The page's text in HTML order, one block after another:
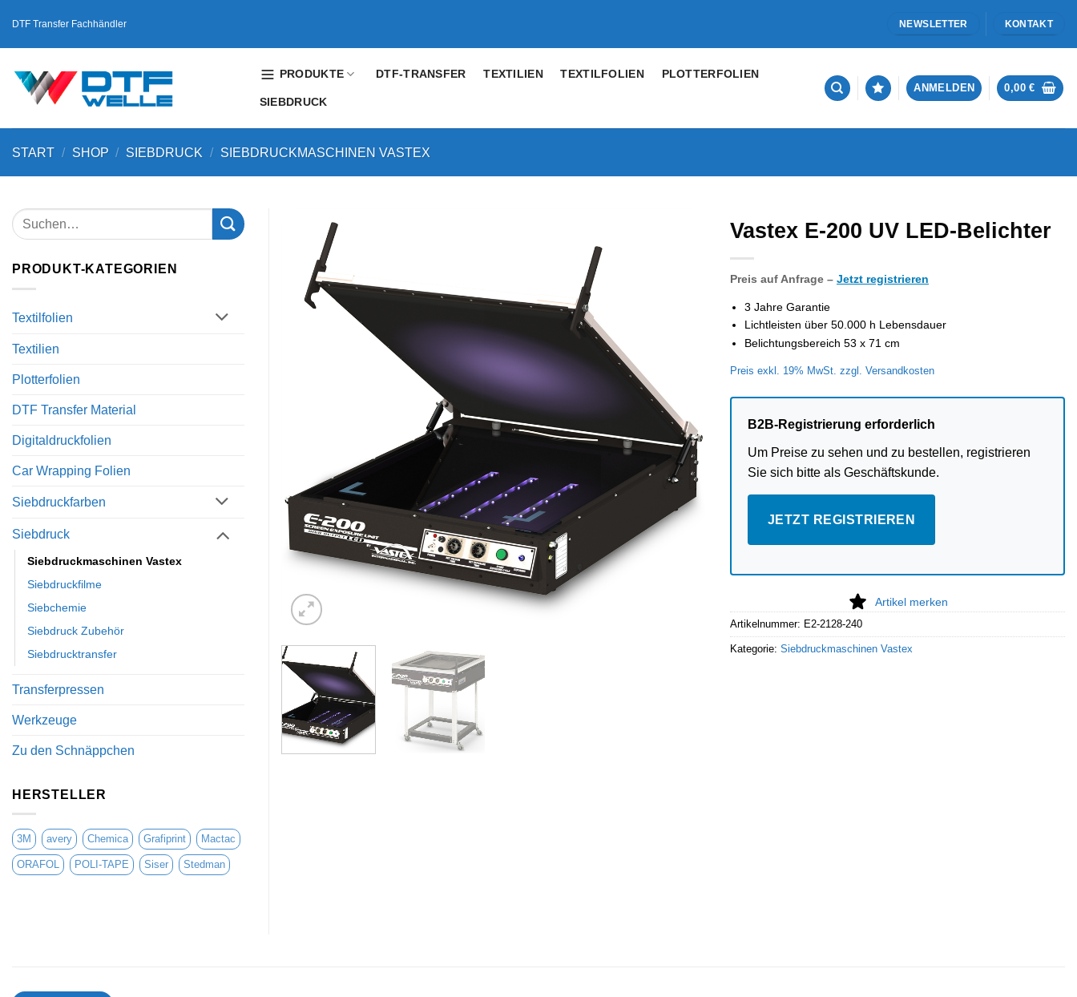
Inhalt
springen
DTF Transfer Fachhändler NEWSLETTER KONTAKT
PRODUKTE DTF-TRANSFER TEXTILIEN TEXTILFOLIEN PLOTTERFOLIEN
SIEBDRUCK
ANMELDEN 0,00€
START / SHOP / SIEBDRUCK / SIEBDRUCKMASCHINEN VASTEX
Vastex E-200 UV LED-Belichter
Preis auf Anfrage – Jetzt registrieren
3 Jahre Garantie
Lichtleisten über 50.000 h Lebensdauer
Belichtungsbereich 53 x 71 cm
Preis exkl. 19% MwSt. zzgl. Versandkosten
B2B-Registrierung erforderlich
Um Preise zu sehen und zu bestellen, registrieren
Sie sich bitte als Geschäftskunde.
JETZT REGISTRIEREN
Artikel merken
Artikelnummer: E2-2128-240
Kategorie: Siebdruckmaschinen Vastex
PRODUKT-KATEGORIEN
Textilfolien
Textilien
Plotterfolien
DTF Transfer Material
Digitaldruckfolien
Car Wrapping Folien
Siebdruckfarben
Siebdruck
Siebdruckmaschinen Vastex
Siebdruckfilme
Siebchemie
Siebdruck Zubehör
Siebdrucktransfer
Transferpressen
Werkzeuge
Zu den Schnäppchen
HERSTELLER
3M avery Chemica Grafiprint Mactac
ORAFOL POLI-TAPE Siser Stedman